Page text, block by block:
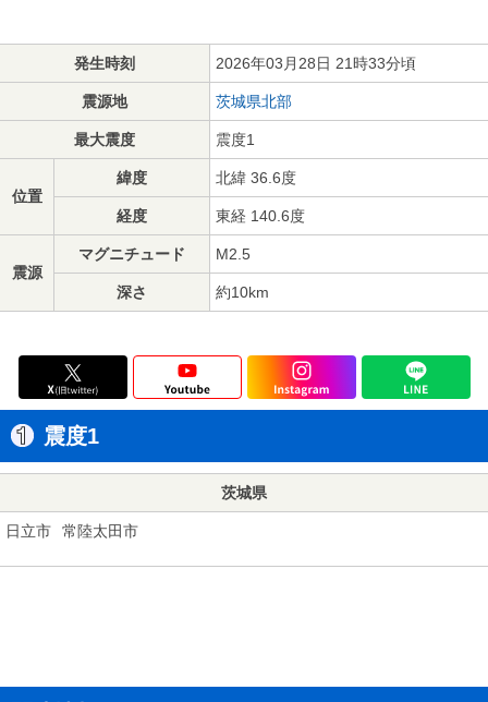
発生時刻 2026年03月28日 21時33分頃
震源地 茨城県北部
最大震度 震度1
位置
緯度 北緯 36.6度
経度 東経 140.6度
震源
マグニチュード M2.5
深さ 約10km
震度1
茨城県
日立市 常陸太田市